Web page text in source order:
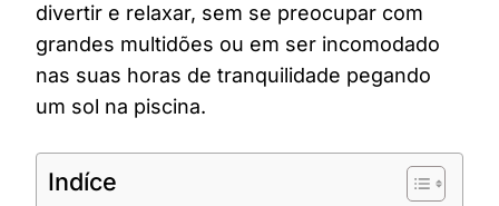
divertir e relaxar, sem se preocupar com
grandes multidões ou em ser incomodado
nas suas horas de tranquilidade pegando
um sol na piscina.
Indíce